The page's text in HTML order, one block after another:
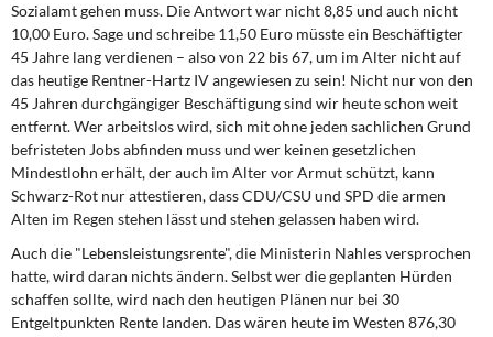
Sozialamt gehen muss. Die Antwort war nicht 8,85 und auch nicht
10,00 Euro. Sage und schreibe 11,50 Euro müsste ein Beschäftigter
45 Jahre lang verdienen – also von 22 bis 67, um im Alter nicht auf
das heutige Rentner-Hartz IV angewiesen zu sein! Nicht nur von den
45 Jahren durchgängiger Beschäftigung sind wir heute schon weit
entfernt. Wer arbeitslos wird, sich mit ohne jeden sachlichen Grund
befristeten Jobs abfinden muss und wer keinen gesetzlichen
Mindestlohn erhält, der auch im Alter vor Armut schützt, kann
Schwarz-Rot nur attestieren, dass CDU/CSU und SPD die armen
Alten im Regen stehen lässt und stehen gelassen haben wird.
Auch die "Lebensleistungsrente", die Ministerin Nahles versprochen
hatte, wird daran nichts ändern. Selbst wer die geplanten Hürden
schaffen sollte, wird nach den heutigen Plänen nur bei 30
Entgeltpunkten Rente landen. Das wären heute im Westen 876,30